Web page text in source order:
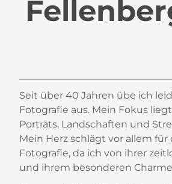
Seit über 40 Jahren übe ich
Fotografie aus. Mein Fokus
Porträts, Landschaften und
Mein Herz schlägt vor allem für
Fotografie, da ich von ihrer
und ihrem besonderen